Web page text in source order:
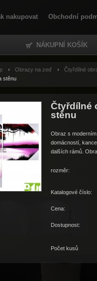
nakupovat Obchodní
NÁKUPNÍ KOŠÍK
Obrazy na zeď
Čtyřdílné
stěnu
Čtyřdílné
stěnu
Obraz s
domácností,
dalších rámů.
rozměr:
Katalogové číslo:
Cena:
Dostupnost:
Počet kusů